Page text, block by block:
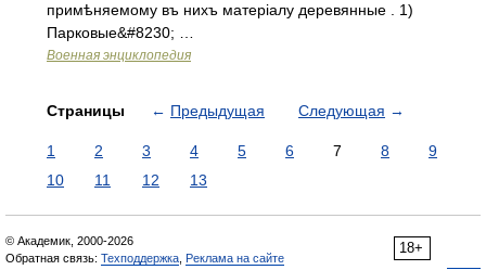
примѣняемому въ нихъ матеріалу деревянные . 1)
Парковые&#8230; …
Военная энциклопедия
Страницы ← Предыдущая Следующая →
1 2 3 4 5 6 7 8
9
10
11 12 13
18+
© Академик, 2000-2026
Обратная связь: Техподдержка Реклама на сайте